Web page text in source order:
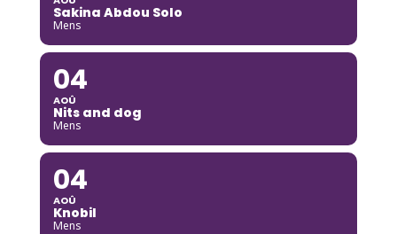
Sakina Abdou Solo
Mens
04
AOÛ
Nits and dog
Mens
04
AOÛ
Knobil
Mens